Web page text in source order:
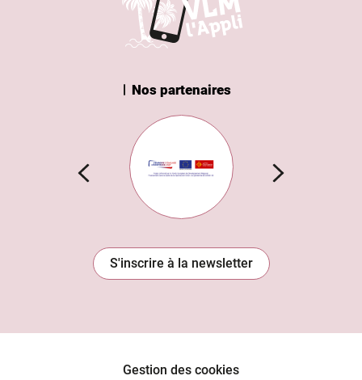
Nos partenaires
Subvention européenne
S'inscrire à la newsletter
Gestion des cookies